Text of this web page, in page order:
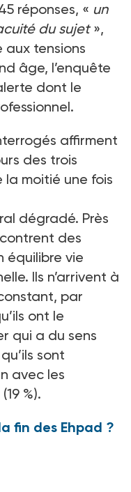
réponses, « un
du sujet »,
aux tensions
âge, l’enquête
dont le
affirment
des trois
la moitié une fois
dégradé. Près
des
équilibre vie
Ils n’arrivent à
par
ont le
qui a du sens
sont
avec les
%).
fin des Ehpad ?